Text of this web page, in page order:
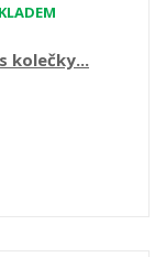
kolečky...